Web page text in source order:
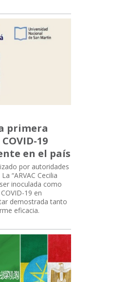
primera
19
en el país
por autoridades
“ARVAC Cecilia
inoculada como
19 en
demostrada tanto
eficacia.